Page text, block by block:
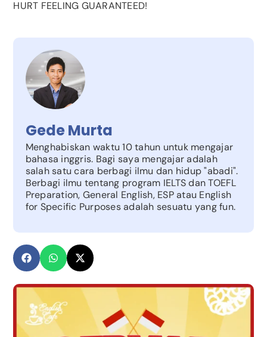
HURT FEELING GUARANTEED!
Gede Murta
Menghabiskan waktu 10 tahun untuk mengajar
bahasa inggris. Bagi saya mengajar adalah
salah satu cara berbagi ilmu dan hidup "abadi".
Berbagi ilmu tentang program IELTS dan TOEFL
Preparation, General English, ESP atau English
for Specific Purposes adalah sesuatu yang fun.